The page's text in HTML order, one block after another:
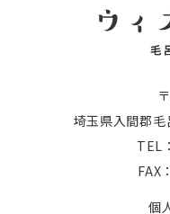
埼玉県入間郡
TEL
FAX
個